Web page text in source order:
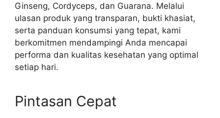
Ginseng, Cordyceps, dan Guarana. Melalui
ulasan produk yang transparan, bukti khasiat,
serta panduan konsumsi yang tepat, kami
berkomitmen mendampingi Anda mencapai
performa dan kualitas kesehatan yang optimal
setiap hari.
Pintasan Cepat